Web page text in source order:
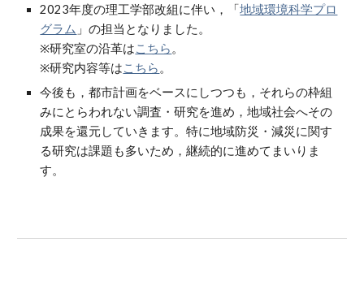
2023年度の理工学部改組に伴い，「地域環境科学プロ
グラム 」の担当となりました。
※研究室の沿革はこちら 。
※研究内容等はこちら 。
今後も，都市計画をベースにしつつも，それらの枠組
みにとらわれない調査・研究を進め，地域社会へその
成果を還元していきます。特に地域防災・減災に関す
る研究は課題も多いため，継続的に進めてまいりま
す。